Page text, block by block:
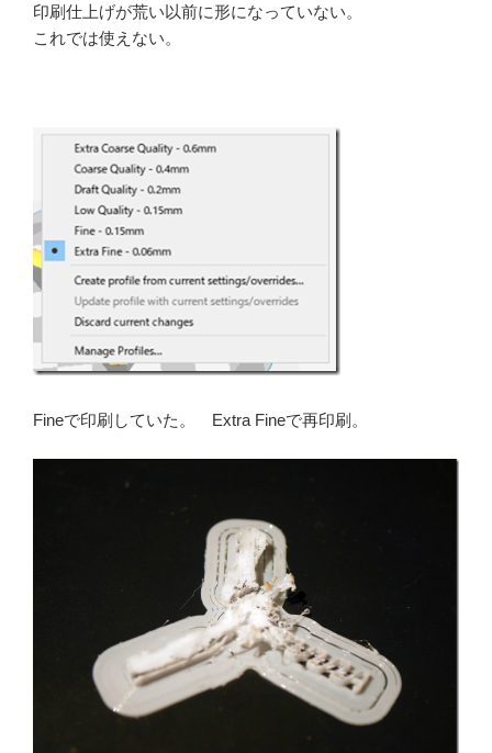
印刷仕上げが荒い以前に形になっていない。
これでは使えない。
Fineで印刷していた。 Extra Fineで再印刷。